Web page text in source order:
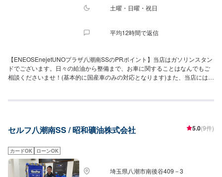
土曜・日曜・祝日
平均12時間で返信
【ENEOSEnejetUNOプラザ八潮南SSのPRポイント】当店はガソリンスタン
ドでございます。日々の給油から整備まで、お車に関することはなんでもご
相談くださいませ！(基本的に国産車のみの対応となります)また、当店にはコ
す！レンタカーのご用意もありますのでお気軽にご利用ください！10人乗り
で、1ヶ月・100Lまでガソリンが5円/L引きです！【アクセス】当店は産業道
が近くにあります。
セルフ八潮南SS / 昭和礦油株式会社 5.0(9件)
カードOK ローンOK
埼玉県八潮市南後谷409－3